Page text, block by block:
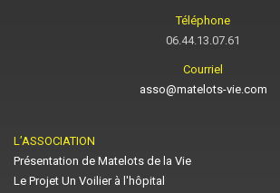
Téléphone
06.44.13.07.61
Courriel
asso@matelots-vie.com
L’ASSOCIATION
Présentation de Matelots de la Vie
Le Projet Un Voilier à l'hôpital